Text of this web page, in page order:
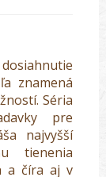
znamená
Séria
pre
najvyšší
tienenia
a číra aj v